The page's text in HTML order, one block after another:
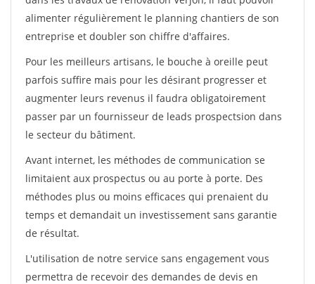
alimenter régulièrement le planning chantiers de son
entreprise et doubler son chiffre d'affaires.
Pour les meilleurs artisans, le bouche à oreille peut
parfois suffire mais pour les désirant progresser et
augmenter leurs revenus il faudra obligatoirement
passer par un fournisseur de leads prospectsion dans
le secteur du bâtiment.
Avant internet, les méthodes de communication se
limitaient aux prospectus ou au porte à porte. Des
méthodes plus ou moins efficaces qui prenaient du
temps et demandait un investissement sans garantie
de résultat.
L'utilisation de notre service sans engagement vous
permettra de recevoir des demandes de devis en